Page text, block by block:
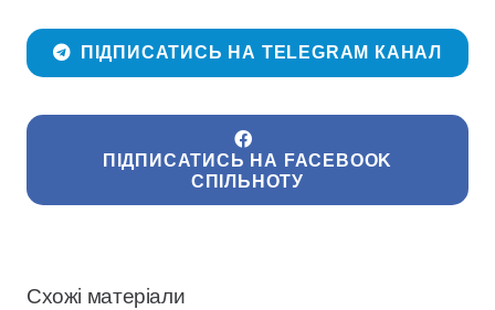
ПІДПИСАТИСЬ НА TELEGRAM КАНАЛ
ПІДПИСАТИСЬ НА FACEBOOK
СПІЛЬНОТУ
Схожі матеріали